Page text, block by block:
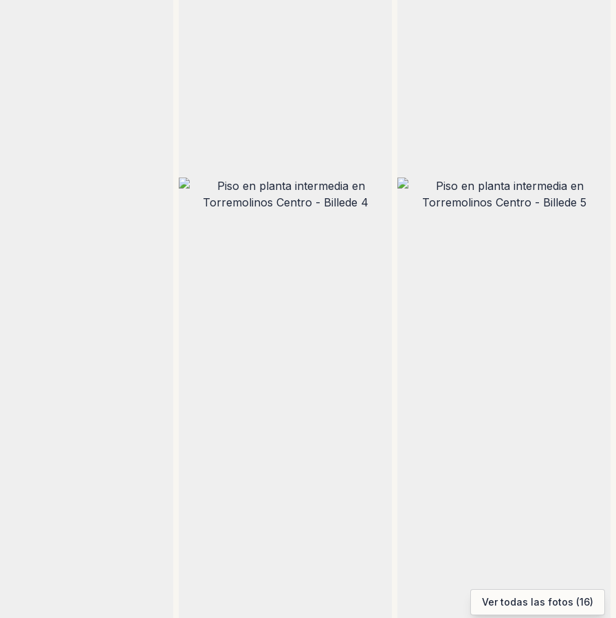
Ver todas las fotos (16)